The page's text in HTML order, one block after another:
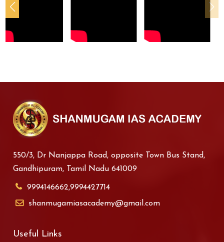
550/3, Dr Nanjappa Road, opposite Town Bus Stand,
Gandhipuram, Tamil Nadu 641009
9994146662,9994427714
shanmugamiasacademy@gmail.com
Useful Links